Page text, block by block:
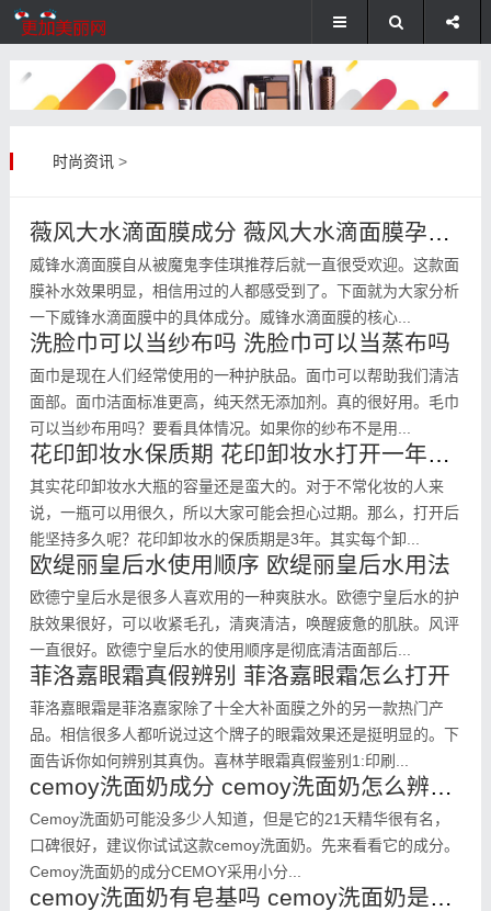
时尚资讯>
薇风大水滴面膜成分 薇风大水滴面膜孕妇能用吗
威锋水滴面膜自从被魔鬼李佳琪推荐后就一直很受欢迎。这款面
膜补水效果明显，相信用过的人都感受到了。下面就为大家分析
一下威锋水滴面膜中的具体成分。威锋水滴面膜的核心...
洗脸巾可以当纱布吗 洗脸巾可以当蒸布吗
面巾是现在人们经常使用的一种护肤品。面巾可以帮助我们清洁
面部。面巾洁面标准更高，纯天然无添加剂。真的很好用。毛巾
可以当纱布用吗？要看具体情况。如果你的纱布不是用...
花印卸妆水保质期 花印卸妆水打开一年后还可以用吗
其实花印卸妆水大瓶的容量还是蛮大的。对于不常化妆的人来
说，一瓶可以用很久，所以大家可能会担心过期。那么，打开后
能坚持多久呢？花印卸妆水的保质期是3年。其实每个卸...
欧缇丽皇后水使用顺序 欧缇丽皇后水用法
欧德宁皇后水是很多人喜欢用的一种爽肤水。欧德宁皇后水的护
肤效果很好，可以收紧毛孔，清爽清洁，唤醒疲惫的肌肤。风评
一直很好。欧德宁皇后水的使用顺序是彻底清洁面部后...
菲洛嘉眼霜真假辨别 菲洛嘉眼霜怎么打开
菲洛嘉眼霜是菲洛嘉家除了十全大补面膜之外的另一款热门产
品。相信很多人都听说过这个牌子的眼霜效果还是挺明显的。下
面告诉你如何辨别其真伪。喜林芋眼霜真假鉴别1:印刷...
cemoy洗面奶成分 cemoy洗面奶怎么辨别真假
Cemoy洗面奶可能没多少人知道，但是它的21天精华很有名，
口碑很好，建议你试试这款cemoy洗面奶。先来看看它的成分。
Cemoy洗面奶的成分CEMOY采用小分...
cemoy洗面奶有皂基吗 cemoy洗面奶是不是氨基酸